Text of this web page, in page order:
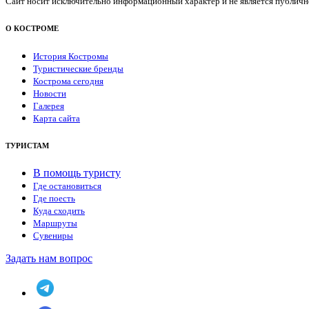
О КОСТРОМЕ
История Костромы
Туристические бренды
Кострома сегодня
Новости
Галерея
Карта сайта
ТУРИСТАМ
В помощь туристу
Где остановиться
Где поесть
Куда сходить
Маршруты
Сувениры
Задать нам вопрос